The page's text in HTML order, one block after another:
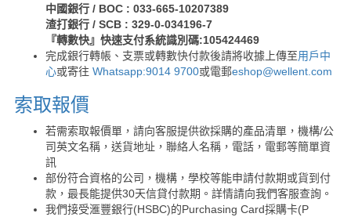
中國銀行 / BOC : 033-665-10207389
渣打銀行 / SCB : 329-0-034196-7
『轉數快』快速支付系統識別碼:105424469
完成銀行轉帳、支票或轉數快付款後請將收據上傳至用戶中
心或寄往 Whatsapp:9014 9700或電郵eshop@wellent.com
索取報價
若需索取報價單，請向客服提供欲採購的產品清單，機構/公
司英文名稱，送貨地址，聯絡人名稱，電話，電郵等簡單資
訊
部份符合資格的公司，機構，學校等能申請付款期或貨到付
款，最長能提供30天信貸付款期。詳情請向我們客服查詢。
我們接受滙豐銀行(HSBC)的Purchasing Card採購卡(P